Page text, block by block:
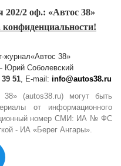
202/2 оф.: «Автос 38»
журнал«Автос 38»
Юрий Соболевский
39 51, E-mail: info@autos38.ru
38» (autos38.ru) могут быть
от информационного
номер СМИ: ИА № ФС
- ИА «Берег Ангары».